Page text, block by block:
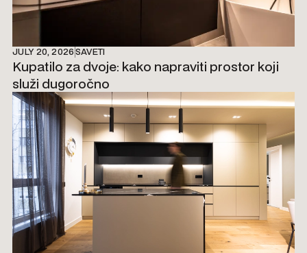
JULY 20, 2026SAVETI
Kupatilo za dvoje: kako napraviti prostor koji
služi dugoročno